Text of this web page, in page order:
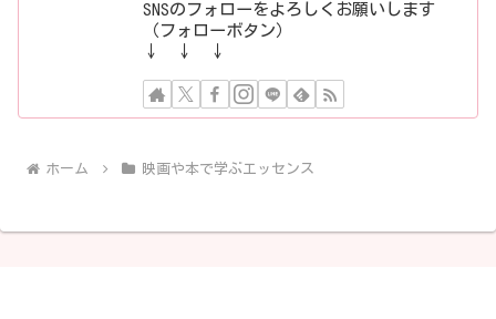
SNSのフォローをよろしくお願いします
（フォローボタン）
↓ ↓ ↓
ホーム 映画や本で学ぶエッセンス